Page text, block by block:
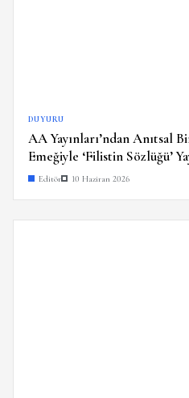
DUYURU
AA Yayınları’ndan Anıtsal
Emeğiyle ‘Filistin Sözlüğü’
Editör 10 Haziran 2026